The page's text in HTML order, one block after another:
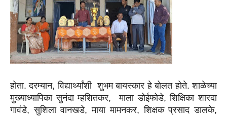
होता. दरम्यान, विद्यार्थ्यांशी शुभम बायस्कार हे बोलत होते. शाळेच्या
मुख्याध्यापिका सुनंदा म्हशितकर, माला डोईफोडे, शिक्षिका शारदा
गावंडे, सुशिला वानखडे, माया मामनकर, शिक्षक प्रसाद डालके,